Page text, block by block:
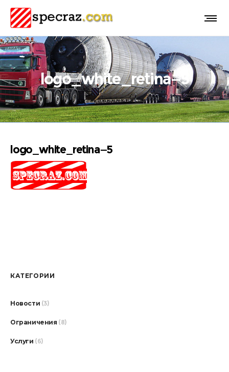
logo_white_retina—5
logo_white_retina—5
КАТЕГОРИИ
Новости (3)
Ограничения (8)
Услуги (6)